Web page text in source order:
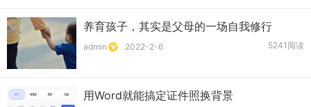
养育孩子，其实是父母的一场自我修行
admin 2022-2-6 5241阅读
用Word就能搞定证件照换背景